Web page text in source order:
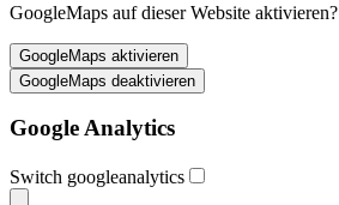
GoogleMaps auf dieser Website aktivieren?
Google Analytics
Switch googleanalytics